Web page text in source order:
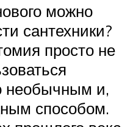
можно
сантехники?
просто не
необычным и,
способом.